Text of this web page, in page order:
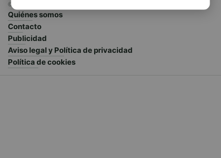
© El Meridiano L'Horta 2026 - Valencia - España
Quiénes somos
Contacto
Publicidad
Aviso legal y Política de privacidad
Política de cookies